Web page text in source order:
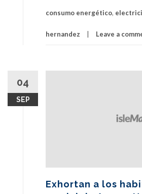
la
Nacional
consumo energético,
hernandez Leave a
04
SEP
Exhortan a los